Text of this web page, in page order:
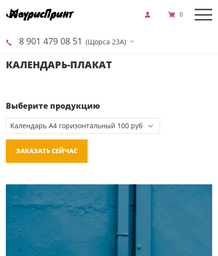
8 901 479 08 51 (Щорса 23А)
0
КАЛЕНДАРЬ-ПЛАКАТ
Выберите продукцию
ЗАКАЗАТЬ СЕЙЧАС